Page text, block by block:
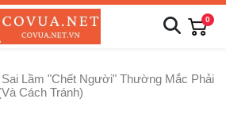
0
Sai Lầm "Chết Người" Thường Mắc Phải
Cách Tránh)